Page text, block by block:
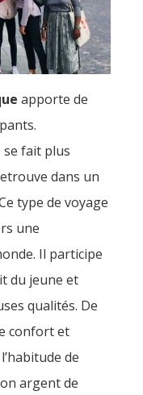
apporte de
se fait plus
dans un
type de voyage
une
Il participe
du jeune et
qualités. De
confort et
de
argent de